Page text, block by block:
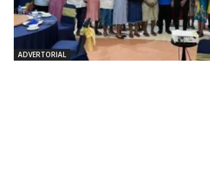
ADVERTORIAL